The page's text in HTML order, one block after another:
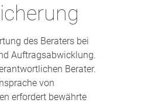
des Beraters bei
Auftragsabwicklung.
Berater.
von
erfordert bewährte